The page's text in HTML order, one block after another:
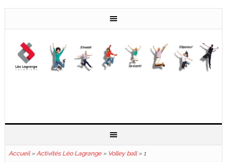
Accueil» Activités Léo Lagrange» Volley ball» 1